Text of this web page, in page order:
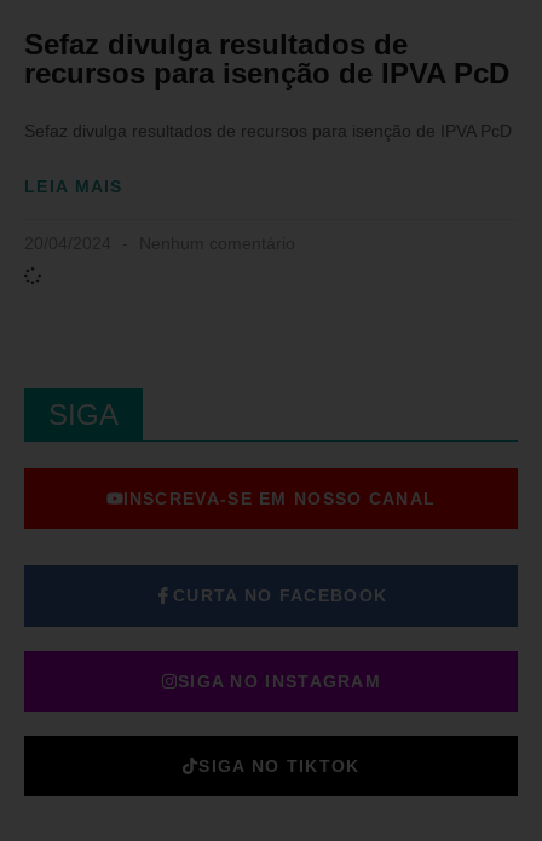
Sefaz divulga resultados de
recursos para isenção de IPVA PcD
Sefaz divulga resultados de recursos para isenção de IPVA PcD
LEIA MAIS
SIGA
INSCREVA-SE EM NOSSO CANAL
CURTA NO FACEBOOK
SIGA NO INSTAGRAM
SIGA NO TIKTOK